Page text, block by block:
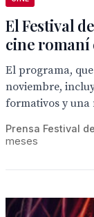
El Festival
cine romaní
El programa,
noviembre,
formativos y una
Prensa Festival
meses